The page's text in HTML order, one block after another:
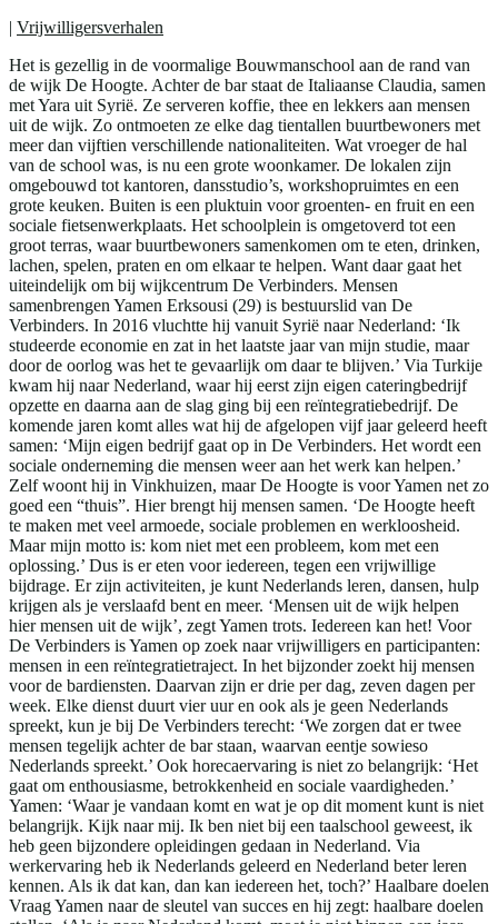
| Vrijwilligersverhalen
Het is gezellig in de voormalige Bouwmanschool aan de rand van
de wijk De Hoogte. Achter de bar staat de Italiaanse Claudia, samen
met Yara uit Syrië. Ze serveren koffie, thee en lekkers aan mensen
uit de wijk. Zo ontmoeten ze elke dag tientallen buurtbewoners met
meer dan vijftien verschillende nationaliteiten. Wat vroeger de hal
van de school was, is nu een grote woonkamer. De lokalen zijn
omgebouwd tot kantoren, dansstudio’s, workshopruimtes en een
grote keuken. Buiten is een pluktuin voor groenten- en fruit en een
sociale fietsenwerkplaats. Het schoolplein is omgetoverd tot een
groot terras, waar buurtbewoners samenkomen om te eten, drinken,
lachen, spelen, praten en om elkaar te helpen. Want daar gaat het
uiteindelijk om bij wijkcentrum De Verbinders. Mensen
samenbrengen Yamen Erksousi (29) is bestuurslid van De
Verbinders. In 2016 vluchtte hij vanuit Syrië naar Nederland: ‘Ik
studeerde economie en zat in het laatste jaar van mijn studie, maar
door de oorlog was het te gevaarlijk om daar te blijven.’ Via Turkije
kwam hij naar Nederland, waar hij eerst zijn eigen cateringbedrijf
opzette en daarna aan de slag ging bij een reïntegratiebedrijf. De
komende jaren komt alles wat hij de afgelopen vijf jaar geleerd heeft
samen: ‘Mijn eigen bedrijf gaat op in De Verbinders. Het wordt een
sociale onderneming die mensen weer aan het werk kan helpen.’
Zelf woont hij in Vinkhuizen, maar De Hoogte is voor Yamen net zo
goed een “thuis”. Hier brengt hij mensen samen. ‘De Hoogte heeft
te maken met veel armoede, sociale problemen en werkloosheid.
Maar mijn motto is: kom niet met een probleem, kom met een
oplossing.’ Dus is er eten voor iedereen, tegen een vrijwillige
bijdrage. Er zijn activiteiten, je kunt Nederlands leren, dansen, hulp
krijgen als je verslaafd bent en meer. ‘Mensen uit de wijk helpen
hier mensen uit de wijk’, zegt Yamen trots. Iedereen kan het! Voor
De Verbinders is Yamen op zoek naar vrijwilligers en participanten:
mensen in een reïntegratietraject. In het bijzonder zoekt hij mensen
voor de bardiensten. Daarvan zijn er drie per dag, zeven dagen per
week. Elke dienst duurt vier uur en ook als je geen Nederlands
spreekt, kun je bij De Verbinders terecht: ‘We zorgen dat er twee
mensen tegelijk achter de bar staan, waarvan eentje sowieso
Nederlands spreekt.’ Ook horecaervaring is niet zo belangrijk: ‘Het
gaat om enthousiasme, betrokkenheid en sociale vaardigheden.’
Yamen: ‘Waar je vandaan komt en wat je op dit moment kunt is niet
belangrijk. Kijk naar mij. Ik ben niet bij een taalschool geweest, ik
heb geen bijzondere opleidingen gedaan in Nederland. Via
werkervaring heb ik Nederlands geleerd en Nederland beter leren
kennen. Als ik dat kan, dan kan iedereen het, toch?’ Haalbare doelen
Vraag Yamen naar de sleutel van succes en hij zegt: haalbare doelen